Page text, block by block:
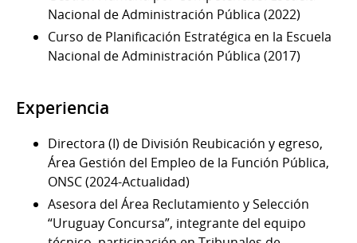
Nacional de Administración Pública (2022)
Curso de Planificación Estratégica en la Escuela
Nacional de Administración Pública (2017)
Experiencia
Directora (I) de División Reubicación y egreso,
Área Gestión del Empleo de la Función Pública,
ONSC (2024-Actualidad)
Asesora del Área Reclutamiento y Selección
“Uruguay Concursa”, integrante del equipo